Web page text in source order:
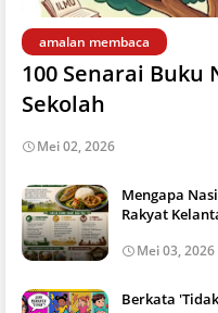
amalan membaca
100 Senarai Buku
Sekolah
Mei 02, 2026
Mengapa
Rakyat
Mei 03, 2026
Berkata